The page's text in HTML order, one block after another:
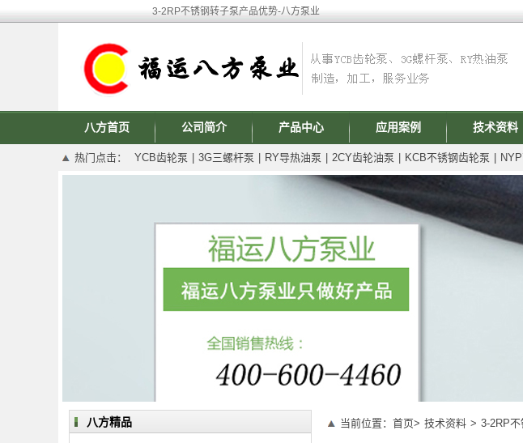
3-2RP不锈钢转子泵产品优势-八方泵业
八方首页 公司简介 产品中心 应用案例 技术资料
热门点击： YCB齿轮泵 3G三螺杆泵 RY导热油泵 2CY齿轮油泵 KCB不锈钢齿轮泵
当前位置： 首页> 技术资料 > 3-2RP
八方精品